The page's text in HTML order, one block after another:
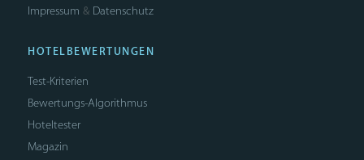
Impressum & Datenschutz
HOTELBEWERTUNGEN
Test-Kriterien
Bewertungs-Algorithmus
Hoteltester
Magazin